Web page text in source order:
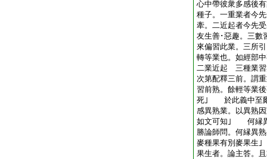
心中帶彼衆多感後
種子。一重業者今
牽。二近起者今先
友生善･惡趣。三
來偏習此業。三所
轉等業也。如經部
二業近起 三種業
次第配釋三前。謂
習前熟。餘輕等業
死｣ 於此義中至爾
感異熟業。以異熟
如文可知｣ 何縁異
勝論師問。何縁異
麥種果有別麥果
果生者。論主答。